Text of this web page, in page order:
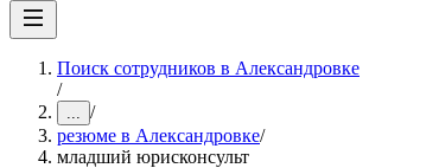
Поиск сотрудников в Александровке
/
... /
резюме в Александровке/
младший юрисконсульт